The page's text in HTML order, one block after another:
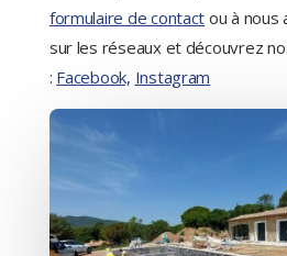
formulaire de contact ou à nous
sur les réseaux et découvrez
: Facebook, Instagram